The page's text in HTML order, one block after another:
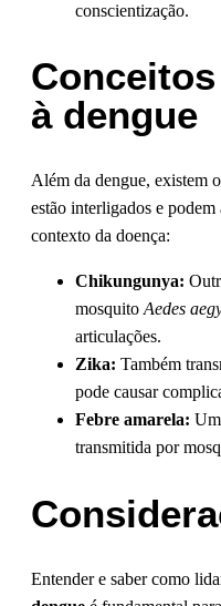
conscientização.
à dengue
Além da dengue, existem
estão interligados e
contexto da doença:
Chikungunya:
mosquitoAedes
articulações.
Zika: Também
pode causar
Febre amarela:
transmitida por
Entender e saber como